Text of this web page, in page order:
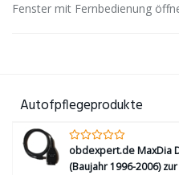
Fenster mit Fernbedienung
Autofpflegeprodukte
obdexpert.de MaxDia
(Baujahr 1996-2006)